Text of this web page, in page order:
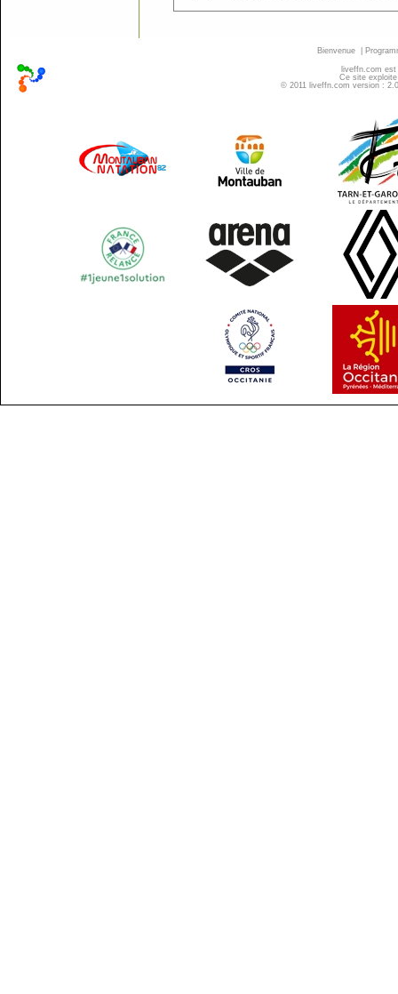
Bienvenue
liveffn.com
Ce site
© 2011 liveffn.com version :